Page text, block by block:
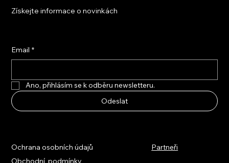
Získejte informace o novinkách
Email *
Ano, přihlásím se k odběru newsletteru.
Odeslat
Ochrana osobních údajů
Obchodní podmínky
Partneři